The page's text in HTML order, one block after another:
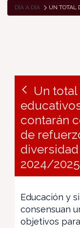
DÍA A DÍA UN TOTAL DE 41 CENTROS EDUCATIVOS DE INFANTIL Y PRIMARIA CONTARÁN
Un
contarán
de
2024/2025
Educación y
consensuan
objetivos